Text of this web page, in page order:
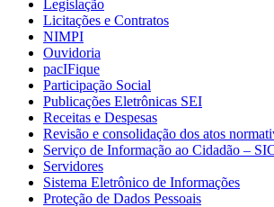
Legislação
Licitações e Contratos
NIMPI
Ouvidoria
pacIFique
Participação Social
Publicações Eletrônicas SEI
Receitas e Despesas
Revisão e consolidação dos atos
Serviço de Informação ao Cidadão –
Servidores
Sistema Eletrônico de Informações
Proteção de Dados Pessoais